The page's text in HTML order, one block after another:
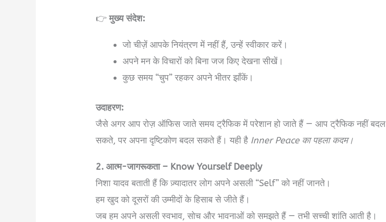
👉मुख्य संदेश:
जो चीज़ें आपके नियंत्रण में नहीं हैं, उन्हें स्वीकार करें।
अपने मन के विचारों को बिना जज किए देखना सीखें।
कुछ समय “चुप” रहकर अपने भीतर झाँकें।
उदाहरण:
जैसे अगर आप रोज़ ऑफिस जाते समय ट्रैफिक में परेशान हो जाते हैं — आप ट्रैफिक नहीं बदल
सकते, पर अपना दृष्टिकोण बदल सकते हैं। यही है Inner Peace का पहला कदम।
2. आत्म-जागरूकता – Know Yourself Deeply
निशा यादव बताती हैं कि ज़्यादातर लोग अपने असली “Self” को नहीं जानते।
हम खुद को दूसरों की उम्मीदों के हिसाब से जीते हैं।
जब हम अपने असली स्वभाव, सोच और भावनाओं को समझते हैं — तभी सच्ची शांति आती है।